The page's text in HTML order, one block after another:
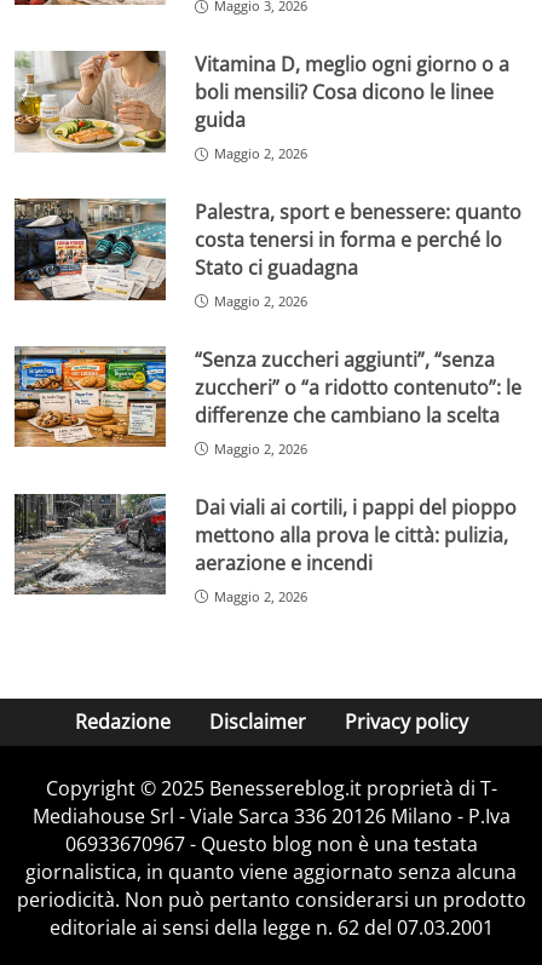
Maggio 3, 2026
Vitamina D, meglio ogni giorno o a
boli mensili? Cosa dicono le linee
guida
Maggio 2, 2026
Palestra, sport e benessere: quanto
costa tenersi in forma e perché lo
Stato ci guadagna
Maggio 2, 2026
“Senza zuccheri aggiunti”, “senza
zuccheri” o “a ridotto contenuto”: le
differenze che cambiano la scelta
Maggio 2, 2026
Dai viali ai cortili, i pappi del pioppo
mettono alla prova le città: pulizia,
aerazione e incendi
Maggio 2, 2026
Redazione Disclaimer Privacy policy
Copyright © 2025 Benessereblog.it proprietà di T-
Mediahouse Srl - Viale Sarca 336 20126 Milano - P.Iva
06933670967 - Questo blog non è una testata
giornalistica, in quanto viene aggiornato senza alcuna
periodicità. Non può pertanto considerarsi un prodotto
editoriale ai sensi della legge n. 62 del 07.03.2001